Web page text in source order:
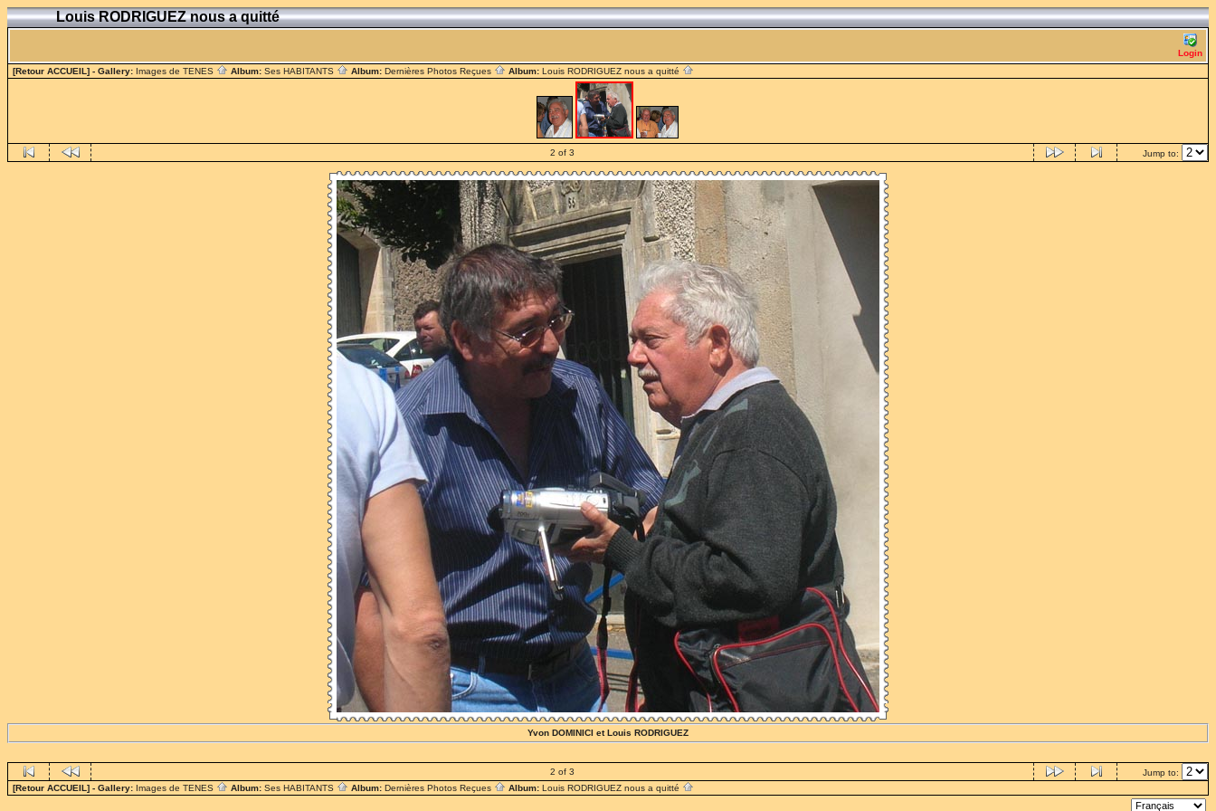
Louis RODRIGUEZ nous a quitté
Login
[Retour ACCUEIL] - Gallery: Images de TENES Album: Ses HABITANTS Album: Dernières Photos Reçues Album: Louis RODRIGUEZ nous a quitté
2 of 3 Jump to:
Yvon DOMINICI et Louis RODRIGUEZ
2 of 3
Jump to:
[Retour ACCUEIL] - Gallery: Images de TENES Album: Ses HABITANTS Album: Dernières Photos Reçues Album: Louis RODRIGUEZ nous a quitté